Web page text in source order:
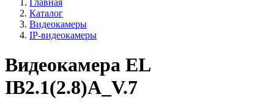
Главная
Каталог
Видеокамеры
IP-видеокамеры
Видеокамера EL
IB2.1(2.8)A_V.7